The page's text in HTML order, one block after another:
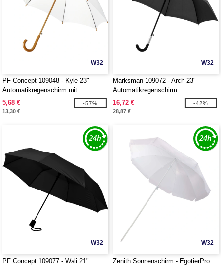
W32
PF Concept 109048 - Kyle 23"
Automatikregenschirm mit
Holzstange und -griff
5,68 €
13,30 €
-57%
W32
Marksman 109072 - Arch 23"
Automatikregenschirm
16,72 €
28,87 €
-42%
W32
PF Concept 109077 - Wali 21"
W32
Zenith Sonnenschirm - EgotierPro